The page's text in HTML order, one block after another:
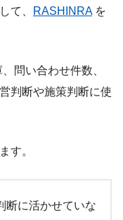
て、
RASHINRAを
問い合わせ件数、
判断や施策判断に使
す。
断に活かせていな